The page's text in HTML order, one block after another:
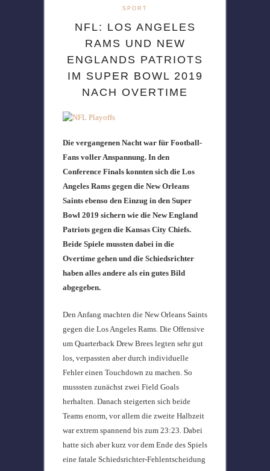
SPORT
NFL: LOS ANGELES
RAMS UND NEW
ENGLANDS PATRIOTS
IM SUPER BOWL 2019
NACH OVERTIME
Die vergangenen Nacht war für Football-
Fans voller Anspannung. In den
Conference Finals konnten sich die Los
Angeles Rams gegen die New Orleans
Saints ebenso den Einzug in den Super
Bowl 2019 sichern wie die New England
Patriots gegen die Kansas City Chiefs.
Beide Spiele mussten dabei in die
Overtime gehen und die Schiedsrichter
haben alles andere als ein gutes Bild
abgegeben.
Den Anfang machten die New Orleans Saints
gegen die Los Angeles Rams. Die Offensive
um Quarterback Drew Brees legten sehr gut
los, verpassten aber durch individuelle
Fehler einen Touchdown zu machen. So
musssten zunächst zwei Field Goals
herhalten. Danach steigerten sich beide
Teams enorm, vor allem die zweite Halbzeit
war extrem spannend bis zum 23:23. Dabei
hatte sich aber kurz vor dem Ende des Spiels
eine fatale Schiedsrichter-Fehlentscheidung